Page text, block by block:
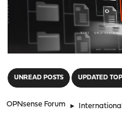
UNREAD POSTS UPDATED
OPNsense Forum ►